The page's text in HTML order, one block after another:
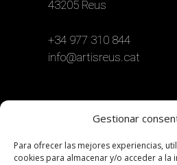
Gestionar
Para ofrecer las mejores experiencias,
cookies para almacenar y/o acceder a la
43205 Reus
+34 977 310 844
info@artisreus.cat